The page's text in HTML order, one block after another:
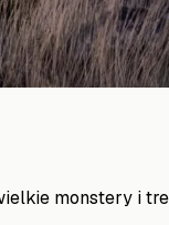
monstery i